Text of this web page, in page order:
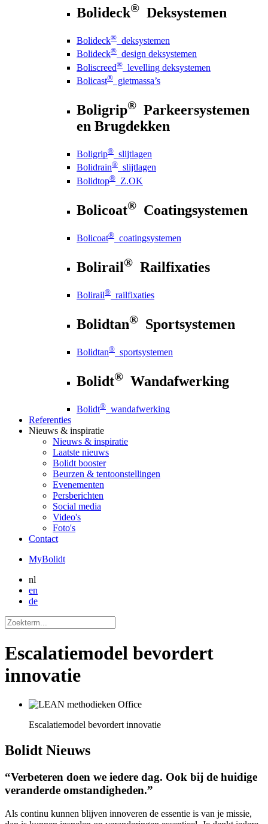
Bolideck® Deksystemen
Bolideck® deksystemen
Bolideck® design deksystemen
Boliscreed® levelling deksystemen
Bolicast® gietmassa’s
Boligrip® Parkeersystemen
en Brugdekken
Boligrip® slijtlagen
Bolidrain® slijtlagen
Bolidtop® Z.OK
Bolicoat® Coatingsystemen
Bolicoat® coatingsystemen
Bolirail® Railfixaties
Bolirail® railfixaties
Bolidtan® Sportsystemen
Bolidtan® sportsystemen
Bolidt® Wandafwerking
Bolidt® wandafwerking
Referenties
Nieuws & inspiratie
Nieuws & inspiratie
Laatste nieuws
Bolidt booster
Beurzen & tentoonstellingen
Evenementen
Persberichten
Social media
Video's
Foto's
Contact
MyBolidt
nl
en
de
Escalatiemodel bevordert
innovatie
Escalatiemodel bevordert innovatie
Bolidt Nieuws
“Verbeteren doen we iedere dag. Ook bij de huidige
veranderde omstandigheden.”
Als continu kunnen blijven innoveren de essentie is van je missie,